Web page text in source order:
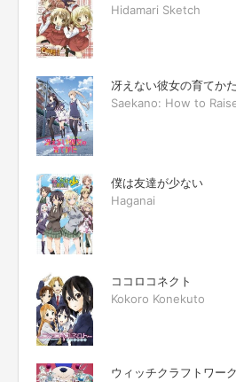
Hidamari Sketch
冴えない彼女の育てかた
Saekano: How to
僕は友達が少ない
Haganai
ココロコネクト
Kokoro Konekuto
ウィッチクラフトワー